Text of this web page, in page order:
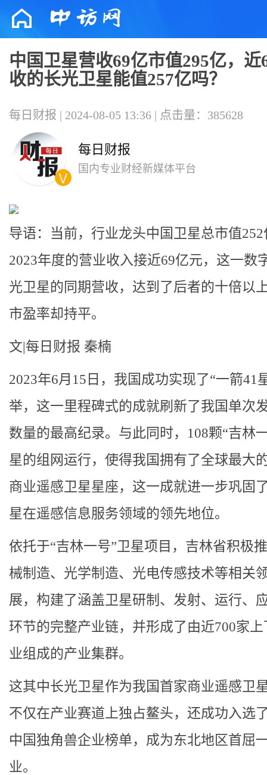
中国卫星营收69亿市值295亿，近
收的长光卫星能值257亿吗？
每日财报 | 2024-08-05 13:36 | 点击量：385628
每日财报
国内专业财经新媒体平台
导语：当前，行业龙头中国卫星总市值
2023年度的营业收入接近69亿元，这一数
光卫星的同期营收，达到了后者的十倍以
市盈率却持平。
文|每日财报 秦楠
2023年6月15日，我国成功实现了“一箭41
举，这一里程碑式的成就刷新了我国单次
数量的最高纪录。与此同时，108颗“吉林
星的组网运行，使得我国拥有了全球最大
商业遥感卫星星座，这一成就进一步巩固
星在遥感信息服务领域的领先地位。
依托于“吉林一号”卫星项目，吉林省积极
械制造、光学制造、光电传感技术等相关
展，构建了涵盖卫星研制、发射、运行、
环节的完整产业链，并形成了由近700家
业组成的产业集群。
这其中长光卫星作为我国首家商业遥感卫
不仅在产业赛道上独占鳌头，还成功入选
中国独角兽企业榜单，成为东北地区首屈
业。